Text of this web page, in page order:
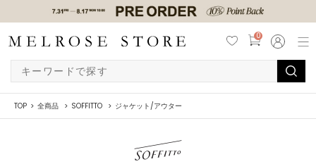
0
TOP 全商品 SOFFITTO ジャケット/アウター